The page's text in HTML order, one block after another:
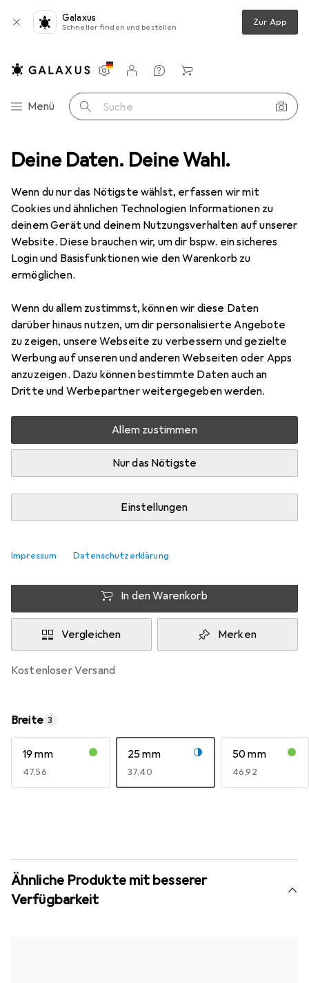
Deine Daten. Deine Wahl.
Wenn du nur das Nötigste wählst, erfassen wir mit
Cookies und ähnlichen Technologien Informationen zu
deinem Gerät und deinem Nutzungsverhalten auf unserer
Website. Diese brauchen wir, um dir bspw. ein sicheres
Login und Basisfunktionen wie den Warenkorb zu
ermöglichen.
Wenn du allem zustimmst, können wir diese Daten
darüber hinaus nutzen, um dir personalisierte Angebote
zu zeigen, unsere Webseite zu verbessern und gezielte
Werbung auf unseren und anderen Webseiten oder Apps
anzuzeigen. Dazu können bestimmte Daten auch an
Dritte und Werbepartner weitergegeben werden.
Allem zustimmen
Nur das Nötigste
Einstellungen
Impressum Datenschutzerklärung
Galaxus
Schneller finden und bestellen Zur App
Navigation nach Kategorien
Menü Suche
Einstellungen
Kundenkonto
Vergleichslisten
Merklisten
Warenkorb
tesa 4317 Papier Abdeckband Gummi, Stärke 0.14mm, 25mm x 50m
12 Bilder
tesa4317 Papier Abdeckband Gummi,
Stärke 0.14mm, 25mm x 50m
25 mm
Preis in EUR inkl. MwSt.
EUR
37,40
Schneller lieferbar
Angebot fürEUR
47,20
Mehr als 10 Stück an Lager beim Lieferanten
Benachrichtigen, wenn schneller verfügbar
Lieferort angeben für genaue Lieferzeit
In den Warenkorb
Vergleichen Merken
kostenloser Versand
Breite 3
19 mm
EUR
47,56
25 mm
EUR
37,40
50 mm
EUR
46,92
Ähnliche Produkte mit besserer
Verfügbarkeit